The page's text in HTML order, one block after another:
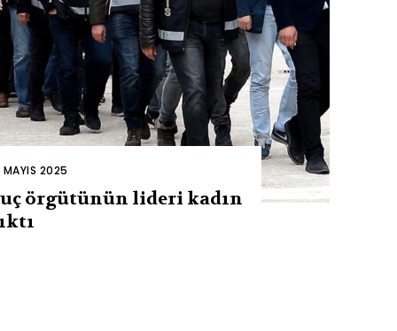
MAYIS 2025
örgütünün lideri kadın